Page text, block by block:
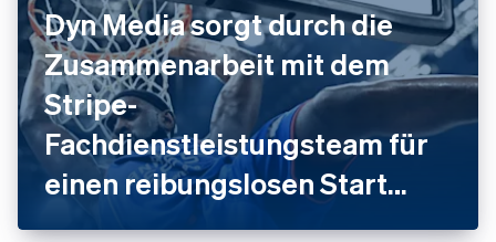
Dyn Media sorgt durch die
Zusammenarbeit mit dem
Stripe-
Fachdienstleistungsteam für
einen reibungslosen Start
seiner Plattform und deren